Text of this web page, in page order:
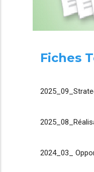
Fiches
2024_03_